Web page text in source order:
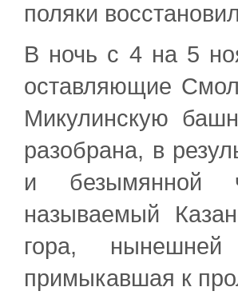
поляки
В ночь с 4 на 5
оставляющие
Микулинскую
разобрана, в
и безымянной
называемый
гора,
примыкавшая к